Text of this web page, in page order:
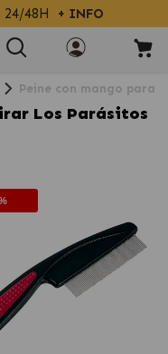
48H + INFO
Peine con mango para
Los Parásitos